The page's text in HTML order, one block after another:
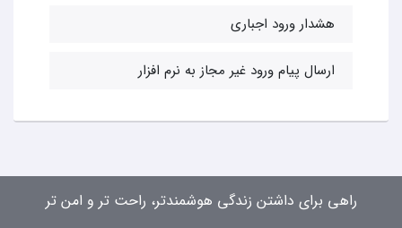
هشدار ورود اجباری
ارسال پیام ورود غیر مجاز به نرم افزار
راهی برای داشتن زندگی هوشمندتر، راحت تر و امن تر